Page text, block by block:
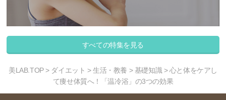
すべての特集を見る
美LAB.TOP> ダイエット >生活・教養 >基礎知識 > 心と体をケアし
て痩せ体質へ！「温冷浴」の3つの効果